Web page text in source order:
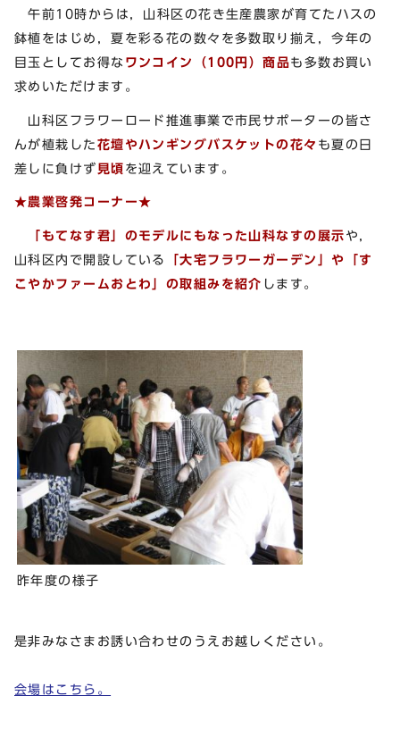
午前10時からは，山科区の花き生産農家が育てたハスの
鉢植をはじめ，夏を彩る花の数々を多数取り揃え，今年の
目玉としてお得な ワンコイン（100円）商品も多数お買い
求めいただけます。
山科区フラワーロード推進事業で市民サポーターの皆さ
んが植栽した 花壇やハンギングバスケットの花々 も夏の日
差しに負けず 見頃 を迎えています。
★農業啓発コーナー★
「もてなす君」のモデルにもなった山科なすの展示 や，
山科区内で開設している
「大宅フラワーガーデン」や「す
こやかファームおとわ」の取組みを紹介 します。
昨年度の様子
是非みなさまお誘い合わせのうえお越しください。
会場はこちら。